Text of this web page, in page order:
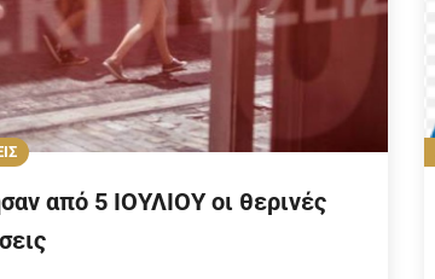
από 5 ΙΟΥΛΙΟΥ οι θερινές